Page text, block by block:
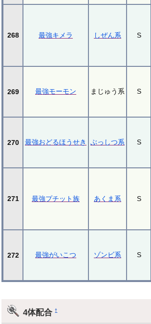
268 最強キメラ しぜん系 S
269 最強モーモン まじゅう系 S
270 最強おどるほうせき ぶっしつ系 S
271 最強プチット族 あくま系 S
272 最強がいこつ ゾンビ系 S
4体配合†